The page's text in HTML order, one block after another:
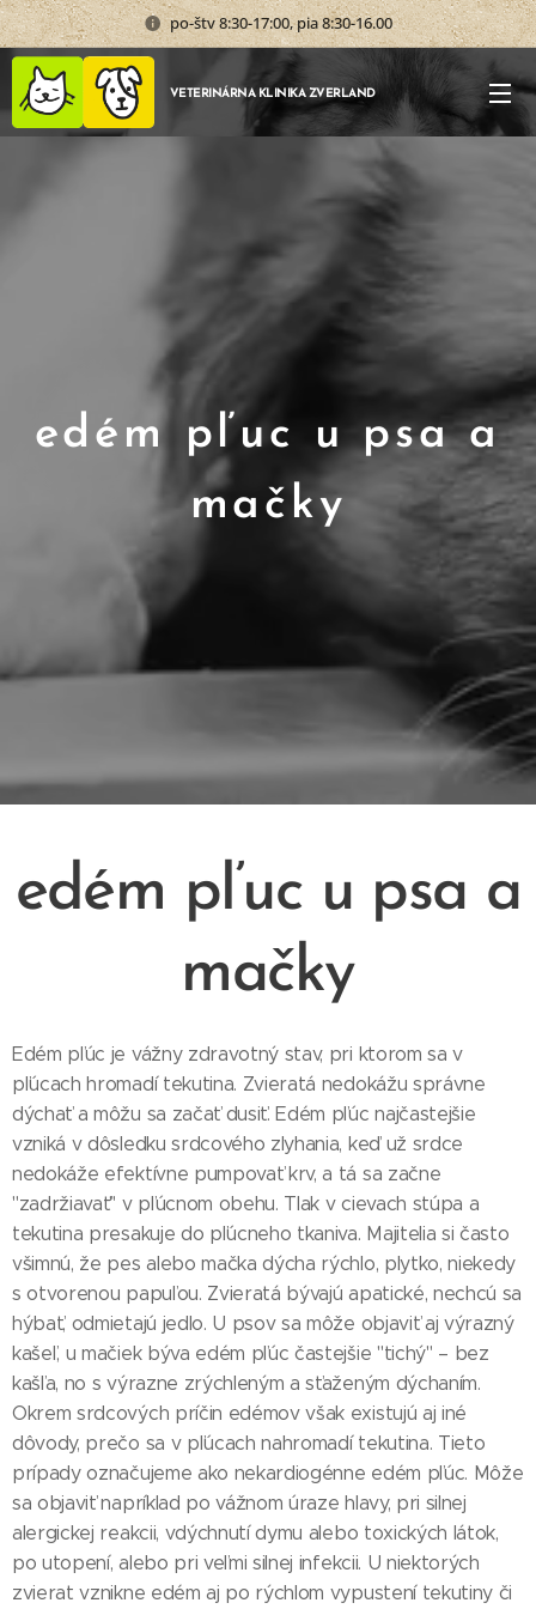
po-štv 8:30-17:00, pia 8:30-16.00
VETERINÁRNA KLINIKA ZVERLAND
edém pľuc u psa a
mačky
edém pľuc u psa a
mačky
Edém pľúc je vážny zdravotný stav, pri ktorom sa v
pľúcach hromadí tekutina. Zvieratá nedokážu správne
dýchať a môžu sa začať dusiť. Edém pľúc najčastejšie
vzniká v dôsledku srdcového zlyhania, keď už srdce
nedokáže efektívne pumpovať krv, a tá sa začne
"zadržiavať" v pľúcnom obehu. Tlak v cievach stúpa a
tekutina presakuje do pľúcneho tkaniva. Majitelia si často
všimnú, že pes alebo mačka dýcha rýchlo, plytko, niekedy
s otvorenou papuľou. Zvieratá bývajú apatické, nechcú sa
hýbať, odmietajú jedlo. U psov sa môže objaviť aj výrazný
kašeľ, u mačiek býva edém pľúc častejšie "tichý" – bez
kašľa, no s výrazne zrýchleným a sťaženým dýchaním.
Okrem srdcových príčin edémov však existujú aj iné
dôvody, prečo sa v pľúcach nahromadí tekutina. Tieto
prípady označujeme ako nekardiogénne edém pľúc. Môže
sa objaviť napríklad po vážnom úraze hlavy, pri silnej
alergickej reakcii, vdýchnutí dymu alebo toxických látok,
po utopení, alebo pri veľmi silnej infekcii. U niektorých
zvierat vznikne edém aj po rýchlom vypustení tekutiny či